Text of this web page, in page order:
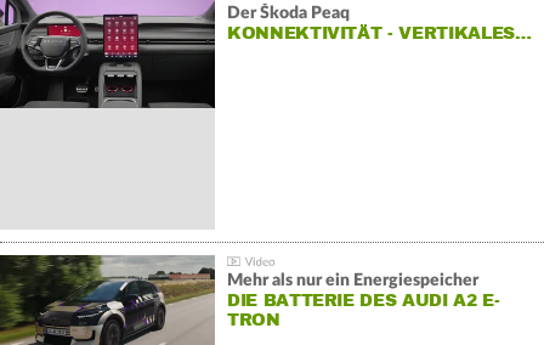
Der Škoda Peaq
KONNEKTIVITÄT - VERTIKALES…
Mehr als nur ein Energiespeicher
DIE BATTERIE DES AUDI A2 E-
TRON